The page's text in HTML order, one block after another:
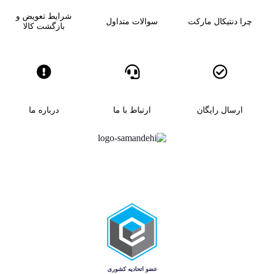
چرا دنتیکال مارکت سوالات متداول
شرایط تعویض و
بازگشت کالا
ارسال رایگان ارتباط با ما درباره ما